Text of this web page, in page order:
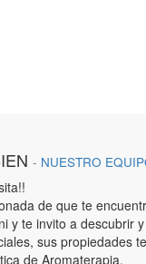
- NUESTRO
de que te
y te invito a descubrir
sus propiedades
de Aromaterapia.